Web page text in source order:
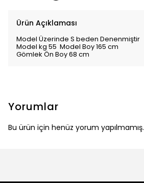
Ürün Açıklaması
Model Üzerinde S beden Denenmiştir
Model kg 55 Model Boy 165 cm
Gömlek Ön Boy 68 cm
Yorumlar
Bu ürün için henüz yorum yapılmamış.